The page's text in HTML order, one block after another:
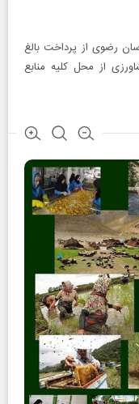
رضوی از پرداخت بالغ
از محل کلیه منابع